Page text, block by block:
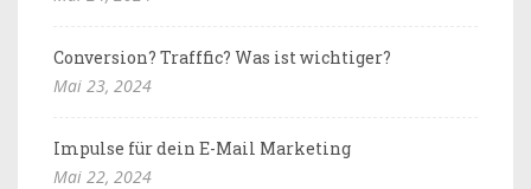
Conversion? Trafffic? Was ist wichtiger?
Mai 23, 2024
Impulse für dein E-Mail Marketing
Mai 22, 2024